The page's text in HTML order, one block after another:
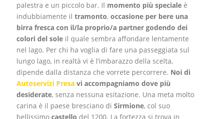
palestra e un piccolo bar. Il momento più speciale è
indubbiamente iltramonto,occasione per bere una
birra fresca con il/la proprio/a partner godendo dei
colori del sole il quale sembra affondare lentamente
nel lago. Per chi ha voglia di fare una passeggiata sul
lungo lago, in realtà vi è l’imbarazzo della scelta,
dipende dalla distanza che vorrete percorrere. Noi di
Autoservizi Presa vi accompagniamo dove più
desiderate, senza nessuna esitazione. Una meta molto
carina è il paese bresciano diSirmione, col suo
bellissimocastello del 1200. La fortezza si trova in